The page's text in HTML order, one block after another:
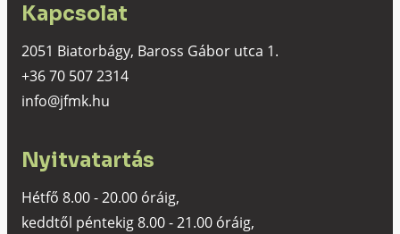
Kapcsolat
2051 Biatorbágy, Baross Gábor utca 1.
+36 70 507 2314
info@jfmk.hu
Nyitvatartás
Hétfő 8.00 - 20.00 óráig,
keddtől péntekig 8.00 - 21.00 óráig,